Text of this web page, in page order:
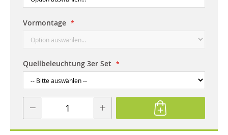
Vormontage
Quellbeleuchtung 3er Set